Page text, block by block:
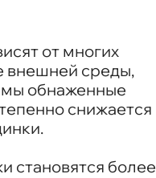
от многих
внешней среды,
обнаженные
снижается
становятся более